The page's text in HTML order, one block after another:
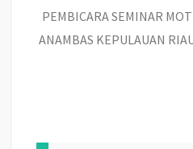
PEMBICARA SEMINAR
ANAMBAS KEPULAUAN